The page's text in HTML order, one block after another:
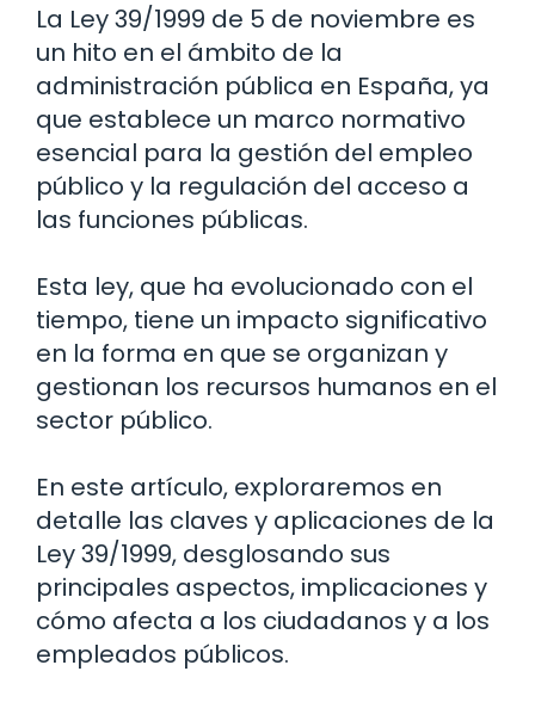
La Ley 39/1999 de 5 de noviembre es
un hito en el ámbito de la
administración pública en España, ya
que establece un marco normativo
esencial para la gestión del empleo
público y la regulación del acceso a
las funciones públicas.
Esta ley, que ha evolucionado con el
tiempo, tiene un impacto significativo
en la forma en que se organizan y
gestionan los recursos humanos en el
sector público.
En este artículo, exploraremos en
detalle las claves y aplicaciones de la
Ley 39/1999, desglosando sus
principales aspectos, implicaciones y
cómo afecta a los ciudadanos y a los
empleados públicos.